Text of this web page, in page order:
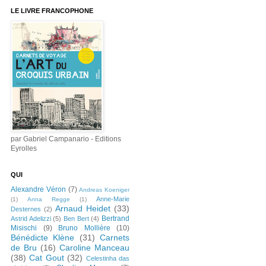
LE LIVRE FRANCOPHONE
par Gabriel Campanario - Editions
Eyrolles
QUI
Alexandre Véron (7) Andreas Koeniger
(1)
Anna Regge (1)
Anne-Marie
Desternes (2) Arnaud Heidet (33)
Astrid Adelizzi (5) Ben Bert (4) Bertrand
Misischi
(9) Bruno Mollière (10)
Bénédicte Klène (31) Carnets
de Bru (16) Caroline Manceau
(38) Cat Gout (32) Celestinha das